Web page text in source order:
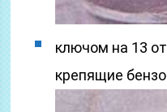
ключом на 13
крепящие